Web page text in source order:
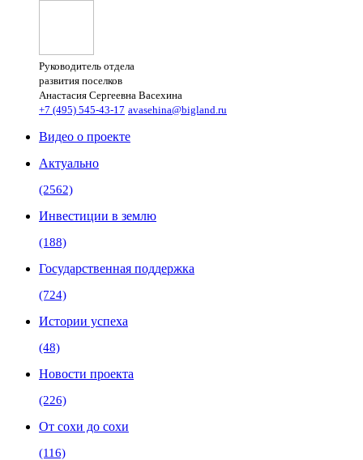
Руководитель отдела
развития поселков
Анастасия Сергеевна Васехина
+7 (495) 545-43-17 avasehina@bigland.ru
Видео о проекте
Актуально
(2562)
Инвестиции в землю
(188)
Государственная поддержка
(724)
Истории успеха
(48)
Новости проекта
(226)
От сохи до сохи
(116)